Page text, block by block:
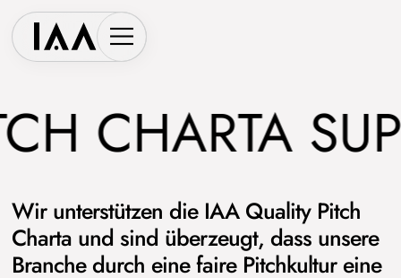
CHARTA
Wir unterstützen die IAA Quality Pitch
Charta und sind überzeugt, dass unsere
Branche durch eine faire Pitchkultur eine